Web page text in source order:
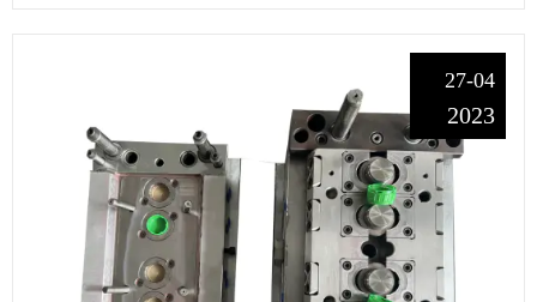
27-04
2023